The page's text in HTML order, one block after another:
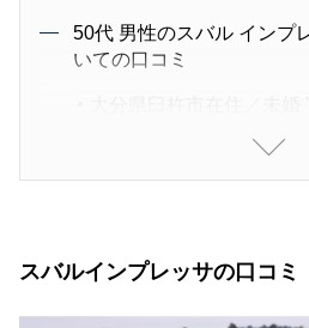
50代 男性のスバル インプ
いての口コミ
50代 男性のスバル インプ
いての口コミ
50代 男性のスバル インプ
スバルインプレッサの口コミ